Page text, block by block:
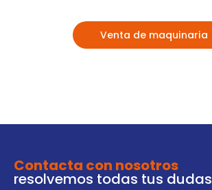
Venta de maquinaria
Contacta con nosotros
resolvemos todas tus dudas